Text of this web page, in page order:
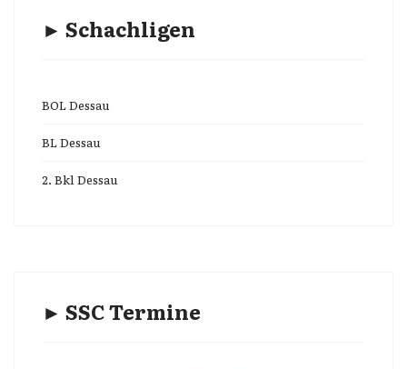
► Schachligen
BOL Dessau
BL Dessau
2. Bkl Dessau
► SSC Termine